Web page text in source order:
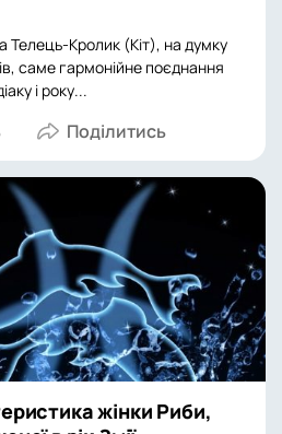
Телець-Кролик (Кіт), на думку
саме гармонійне поєднання
і року...
жінки Риби,